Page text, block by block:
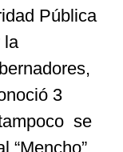
Pública
la
3
se
“Mencho”